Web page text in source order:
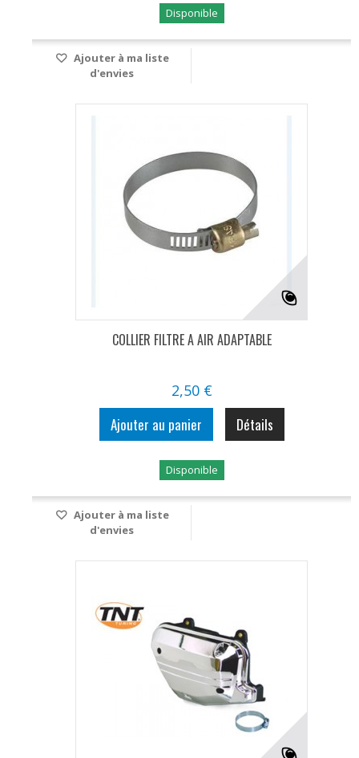
Disponible
Ajouter à ma liste
d'envies
COLLIER FILTRE A AIR ADAPTABLE
2,50 €
Ajouter au panier Détails
Disponible
Ajouter à ma liste
d'envies